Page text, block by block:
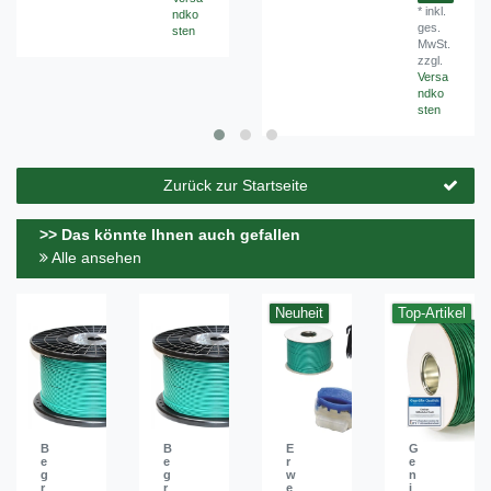
ndko
sten
*inkl.
ges.
MwSt.
zzgl.
Versa
ndko
sten
Zurück zur Startseite
>> Das könnte Ihnen auch gefallen
Alle ansehen
B
e
g
r
B
e
g
r
Neuheit
E
r
w
e
Top-Artikel
G
e
n
i